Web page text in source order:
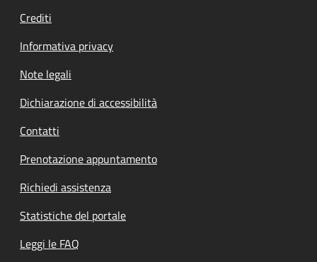
Crediti
Informativa privacy
Note legali
Dichiarazione di accessibilità
Contatti
Prenotazione appuntamento
Richiedi assistenza
Statistiche del portale
Leggi le FAQ